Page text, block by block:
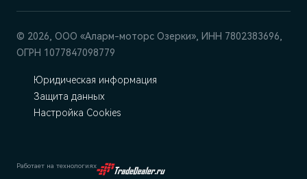
© 2026, ООО «Аларм-моторс Озерки», ИНН 7802383696,
ОГРН 1077847098779
Юридическая информация
Защита данных
Настройка Cookies
Работает на технологиях